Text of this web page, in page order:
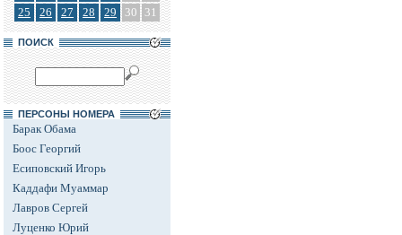
25
26 27 28 29 30 31
ПОИСК
ПЕРСОНЫ НОМЕРА
Барак Обама
Боос Георгий
Есиповский Игорь
Каддафи Муаммар
Лавров Сергей
Луценко Юрий